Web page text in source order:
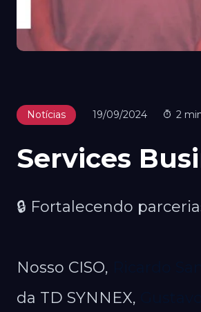
Notícias 19/09/2024 2
Services
🔒 Fortalecendo
Nosso CISO,
da TD SYNNEX,